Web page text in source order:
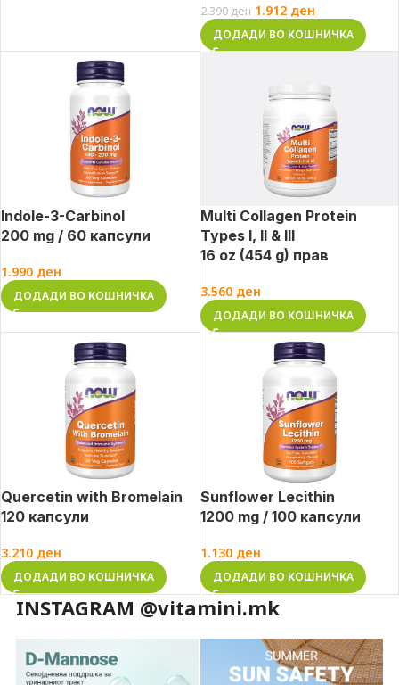
2.390ден 1.912 ден
ДОДАДИ ВО КОШНИЧКА
Indole-3-Carbinol
200 mg / 60 капсули
1.990 ден
ДОДАДИ ВО КОШНИЧКА
Multi Collagen Protein
Types I, II & III
16 oz (454 g) прав
3.560 ден
ДОДАДИ ВО КОШНИЧКА
Quercetin with Bromelain
120 капсули
3.210 ден
ДОДАДИ ВО КОШНИЧКА
Sunflower Lecithin
1200 mg / 100 капсули
1.130 ден
ДОДАДИ ВО КОШНИЧКА
INSTAGRAM @vitamini.mk